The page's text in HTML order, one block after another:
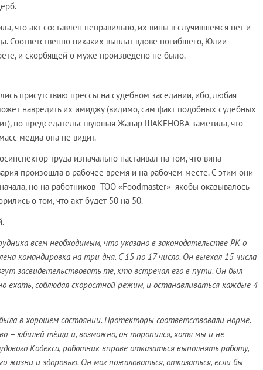
что акт составлен неправильно, их вины в случившемся нет и
Соответственно никаких выплат вдове погибшего, Юлии
и скорбящей о муже произведено не было.
присутствию прессы на судебном заседании, ибо, любая
навредить их имиджу (видимо, сам факт подобных судебных
но председательствующая Жанар ШАКЕНОВА заметила, что
медиа она не видит.
труда изначально настаивал на том, что вина
произошла в рабочее время и на рабочем месте. С этим они
но на работников ТОО «Foodmaster» якобы оказывалось
о том, что акт будет 50 на 50.
всем необходимым, что указано в законодательстве РК о
командировка на три дня. С 15 по 17 число. Он выехал 15 числа
засвидетельствовать те, кто встречал его в пути. Он был
ехать, соблюдая скоростной режим, и останавливаться каждые 4
в хорошем состоянии. Протекторы соответствовали норме.
– юбилей тёщи и, возможно, он торопился, хотя мы и не
Кодекса, работник вправе отказаться выполнять работу,
жизни и здоровью. Он мог пожаловаться, отказаться, если бы